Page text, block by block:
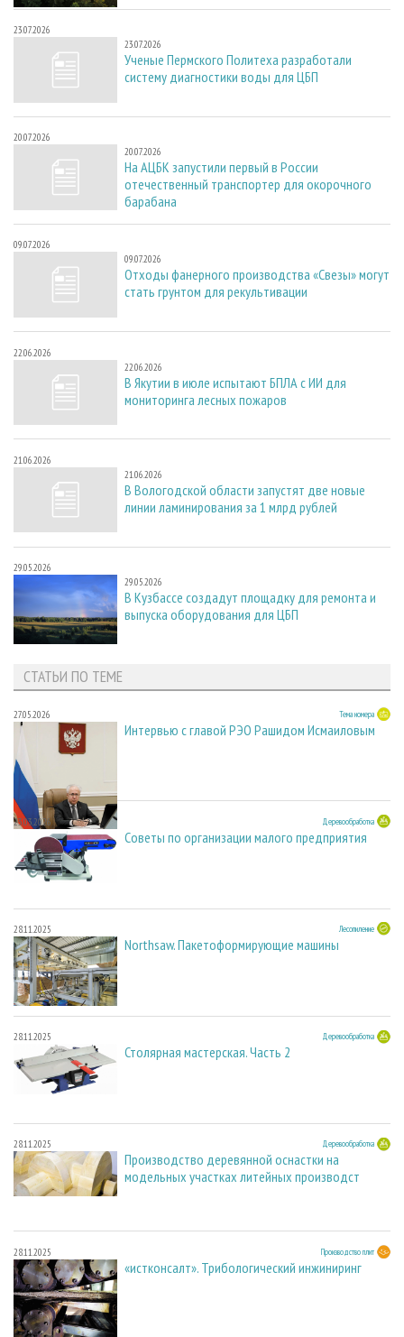
23.07.2026
23.07.2026
Ученые Пермского Политеха разработали
систему диагностики воды для ЦБП
20.07.2026
20.07.2026
На АЦБК запустили первый в России
отечественный транспортер для окорочного
барабана
09.07.2026
09.07.2026
Отходы фанерного производства «Свезы» могут
стать грунтом для рекультивации
22.06.2026
22.06.2026
В Якутии в июле испытают БПЛА с ИИ для
мониторинга лесных пожаров
21.06.2026
21.06.2026
В Вологодской области запустят две новые
линии ламинирования за 1 млрд рублей
29.05.2026
29.05.2026
В Кузбассе создадут площадку для ремонта и
выпуска оборудования для ЦБП
СТАТЬИ ПО ТЕМЕ
27.05.2026 Тема номера
Интервью с главой РЭО Рашидом Исмаиловым
23.03.2026 Деревообработка
Советы по организации малого предприятия
28.11.2025 Лесопиление
Northsaw. Пакетоформирующие машины
28.11.2025 Деревообработка
Столярная мастерская. Часть 2
28.11.2025 Деревообработка
Производство деревянной оснастки на
модельных участках литейных производст
28.11.2025 Производство плит
«истконсалт». Трибологический инжиниринг